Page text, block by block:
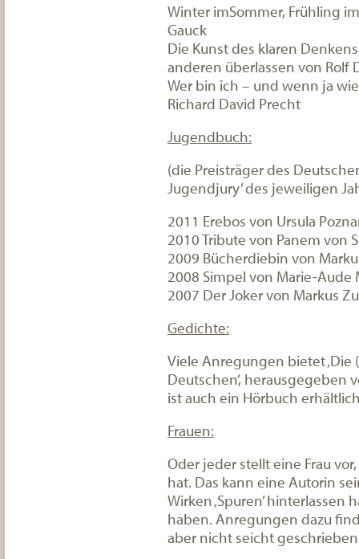
Winter imSommer, Frühling
Gauck
Die Kunst des klaren
anderen überlassen von Rolf
Wer bin ich – und wenn ja
Richard David Precht
Jugendbuch:
(die Preisträger des
Jugendjury’ des jeweiligen
2011 Erebos von Ursula
2010 Tribute von Panem von
2009 Bücherdiebin von
2008 Simpel von Marie-Aude
2007 Der Joker von Markus
Gedichte:
Viele Anregungen bietet
Deutschen’, herausgegeben
ist auch ein Hörbuch
Frauen:
Oder jeder stellt eine Frau
hat. Das kann eine Autorin
Wirken ‚Spuren’
haben. Anregungen dazu
aber nicht seicht